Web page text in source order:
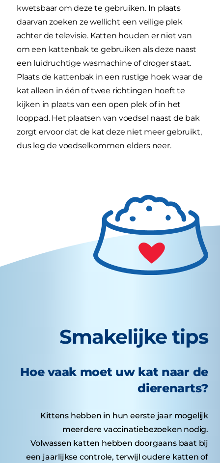
kwetsbaar om deze te gebruiken. In plaats
daarvan zoeken ze wellicht een veilige plek
achter de televisie. Katten houden er niet van
om een kattenbak te gebruiken als deze naast
een luidruchtige wasmachine of droger staat.
Plaats de kattenbak in een rustige hoek waar de
kat alleen in één of twee richtingen hoeft te
kijken in plaats van een open plek of in het
looppad. Het plaatsen van voedsel naast de bak
zorgt ervoor dat de kat deze niet meer gebruikt,
dus leg de voedselkommen elders neer.
Smakelijke tips
Hoe vaak moet uw kat naar de
dierenarts?
Kittens hebben in hun eerste jaar mogelijk
meerdere vaccinatiebezoeken nodig.
Volwassen katten hebben doorgaans baat bij
een jaarlijkse controle, terwijl oudere katten of